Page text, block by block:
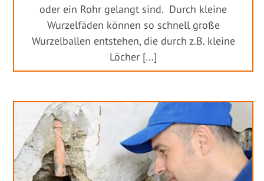
oder ein Rohr gelangt sind. Durch kleine
Wurzelfäden können so schnell große
Wurzelballen entstehen, die durch z.B. kleine
Löcher […]